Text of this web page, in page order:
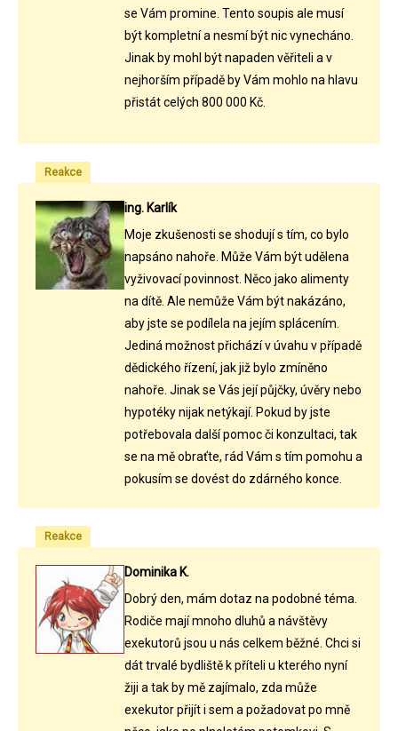
se Vám promine. Tento soupis ale musí
být kompletní a nesmí být nic vynecháno.
Jinak by mohl být napaden věřiteli a v
nejhorším případě by Vám mohlo na hlavu
přistát celých 800 000 Kč.
Reakce
ing. Karlík
Moje zkušenosti se shodují s tím, co bylo
napsáno nahoře. Může Vám být udělena
vyživovací povinnost. Něco jako alimenty
na dítě. Ale nemůže Vám být nakázáno,
aby jste se podílela na jejím splácením.
Jediná možnost přichází v úvahu v případě
dědického řízení, jak již bylo zmíněno
nahoře. Jinak se Vás její půjčky, úvěry nebo
hypotéky nijak netýkají. Pokud by jste
potřebovala další pomoc či konzultaci, tak
se na mě obraťte, rád Vám s tím pomohu a
pokusím se dovést do zdárného konce.
Reakce
Dominika K.
Dobrý den, mám dotaz na podobné téma.
Rodiče mají mnoho dluhů a návštěvy
exekutorů jsou u nás celkem běžné. Chci si
dát trvalé bydliště k příteli u kterého nyní
žiji a tak by mě zajímalo, zda může
exekutor přijít i sem a požadovat po mně